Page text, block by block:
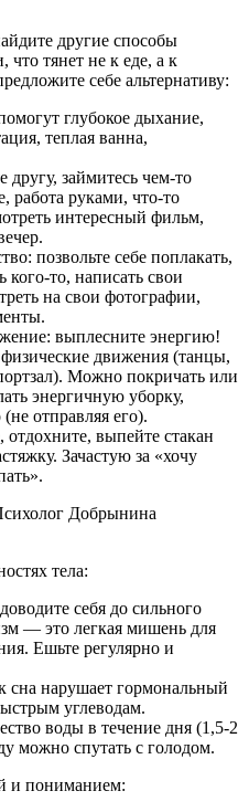
другие способы
что тянет не к еде, а к
себе альтернативу:
глубокое дыхание,
теплая ванна,
другу, займитесь чем-то
работа руками, что-то
интересный фильм,
позвольте себе поплакать,
кого-то, написать свои
на свои фотографии,
выплесните энергию!
движения (танцы,
Можно покричать или
энергичную уборку,
отправляя его).
отдохните, выпейте стакан
Зачастую за «хочу
Добрынина
тела:
себя до сильного
— это легкая мишень для
Ешьте регулярно и
сна нарушает гормональный
углеводам.
воды в течение дня (1,5-2
можно спутать с голодом.
и пониманием: